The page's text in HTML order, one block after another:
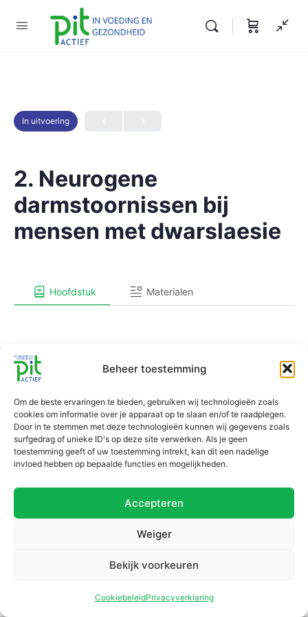
Beheer toestemming
Om de beste ervaringen te bieden, gebruiken wij technologieën zoals
cookies om informatie over je apparaat op te slaan en/of te raadplegen.
Door in te stemmen met deze technologieën kunnen wij gegevens zoals
surfgedrag of unieke ID's op deze site verwerken. Als je geen
toestemming geeft of uw toestemming intrekt, kan dit een nadelige
invloed hebben op bepaalde functies en mogelijkheden.
Accepteren
Weiger
Bekijk voorkeuren
CookiebeleidPrivacyverklaring
In uitvoering
2. Neurogene
darmstoornissen bij
mensen met dwarslaesie
Hoofdstuk Materialen